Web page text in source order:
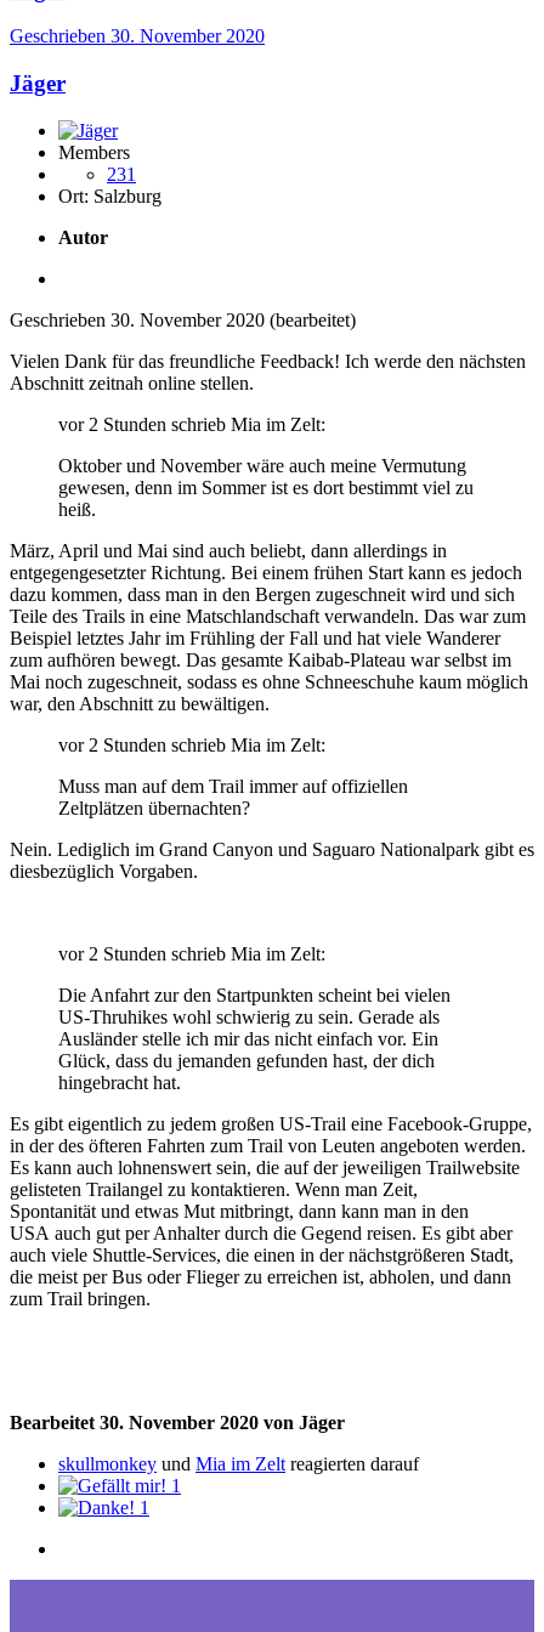
Geschrieben 30. November 2020
Jäger
Members
231
Ort: Salzburg
Autor
Geschrieben 30. November 2020 (bearbeitet)
Vielen Dank für das freundliche Feedback! Ich werde den nächsten
Abschnitt zeitnah online stellen.
vor 2 Stunden schrieb Mia im Zelt:
Oktober und November wäre auch meine Vermutung
gewesen, denn im Sommer ist es dort bestimmt viel zu
heiß.
März, April und Mai sind auch beliebt, dann allerdings in
entgegengesetzter Richtung. Bei einem frühen Start kann es jedoch
dazu kommen, dass man in den Bergen zugeschneit wird und sich
Teile des Trails in eine Matschlandschaft verwandeln. Das war zum
Beispiel letztes Jahr im Frühling der Fall und hat viele Wanderer
zum aufhören bewegt. Das gesamte Kaibab-Plateau war selbst im
Mai noch zugeschneit, sodass es ohne Schneeschuhe kaum möglich
war, den Abschnitt zu bewältigen.
vor 2 Stunden schrieb Mia im Zelt:
Muss man auf dem Trail immer auf offiziellen
Zeltplätzen übernachten?
Nein. Lediglich im Grand Canyon und Saguaro Nationalpark gibt es
diesbezüglich Vorgaben.
vor 2 Stunden schrieb Mia im Zelt:
Die Anfahrt zur den Startpunkten scheint bei vielen
US-Thruhikes wohl schwierig zu sein. Gerade als
Ausländer stelle ich mir das nicht einfach vor. Ein
Glück, dass du jemanden gefunden hast, der dich
hingebracht hat.
Es gibt eigentlich zu jedem großen US-Trail eine Facebook-Gruppe,
in der des öfteren Fahrten zum Trail von Leuten angeboten werden.
Es kann auch lohnenswert sein, die auf der jeweiligen Trailwebsite
gelisteten Trailangel zu kontaktieren. Wenn man Zeit,
Spontanität und etwas Mut mitbringt, dann kann man in den
USA auch gut per Anhalter durch die Gegend reisen. Es gibt aber
auch viele Shuttle-Services, die einen in der nächstgrößeren Stadt,
die meist per Bus oder Flieger zu erreichen ist, abholen, und dann
zum Trail bringen.
Bearbeitet 30. November 2020 von Jäger
skullmonkey und Mia im Zelt reagierten darauf
1
1